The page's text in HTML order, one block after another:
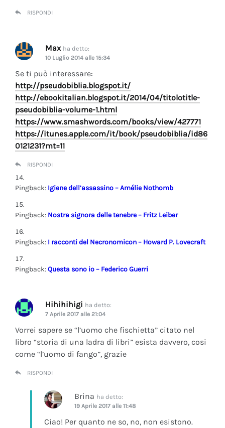
RISPONDI
Max ha detto:
10 Luglio 2014 alle 15:34
Se ti può interessare:
http://pseudobiblia.blogspot.it/
http://ebookitalian.blogspot.it/2014/04/titolotitle-
pseudobiblia-volume-1.html
https://www.smashwords.com/books/view/427771
https://itunes.apple.com/it/book/pseudobiblia/id86
0121231?mt=11
RISPONDI
Pingback: Igiene dell’assassino – Amélie Nothomb
Pingback: Nostra signora delle tenebre – Fritz Leiber
Pingback: I racconti del Necronomicon – Howard P. Lovecraft
Pingback:Questa sono io – Federico Guerri
Hihihihigi ha detto:
7 Aprile 2017 alle 21:04
Vorrei sapere se “l’uomo che fischietta” citato nel
libro “storia di una ladra di libri” esista davvero, cosi
come “l’uomo di fango”, grazie
RISPONDI
Brina ha detto:
19 Aprile 2017 alle 11:48
Ciao! Per quanto ne so, no, non esistono.